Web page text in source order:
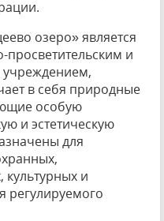
озеро» является
и
учреждением,
в себя природные
особую
и эстетическую
для
культурных и
регулируемого